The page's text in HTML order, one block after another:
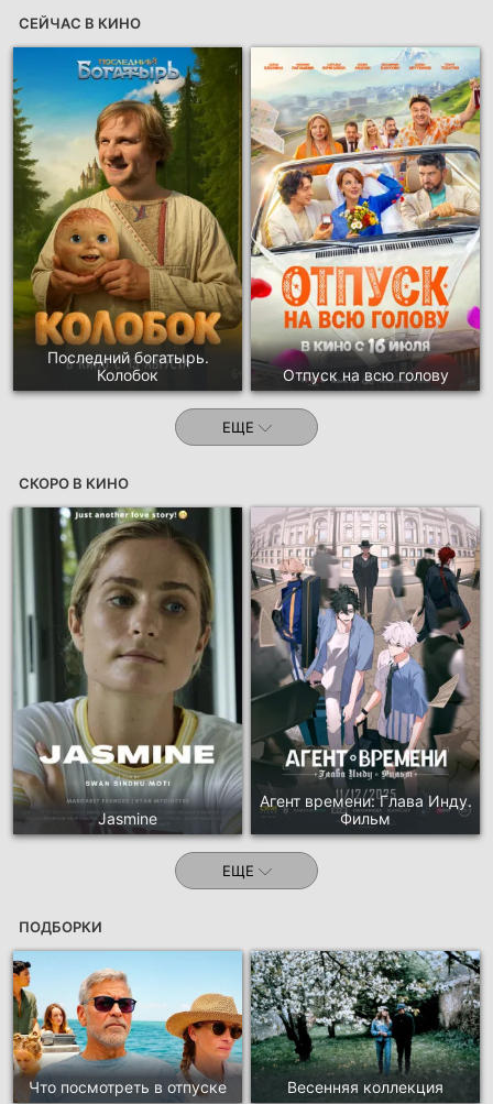
СЕЙЧАС В КИНО
Последний богатырь.
Колобок
Отпуск на всю голову
ЕЩЕ
СКОРО В КИНО
Jasmine
Агент времени: Глава Инду.
Фильм
ЕЩЕ
ПОДБОРКИ
Что посмотреть в отпуске Весенняя коллекция